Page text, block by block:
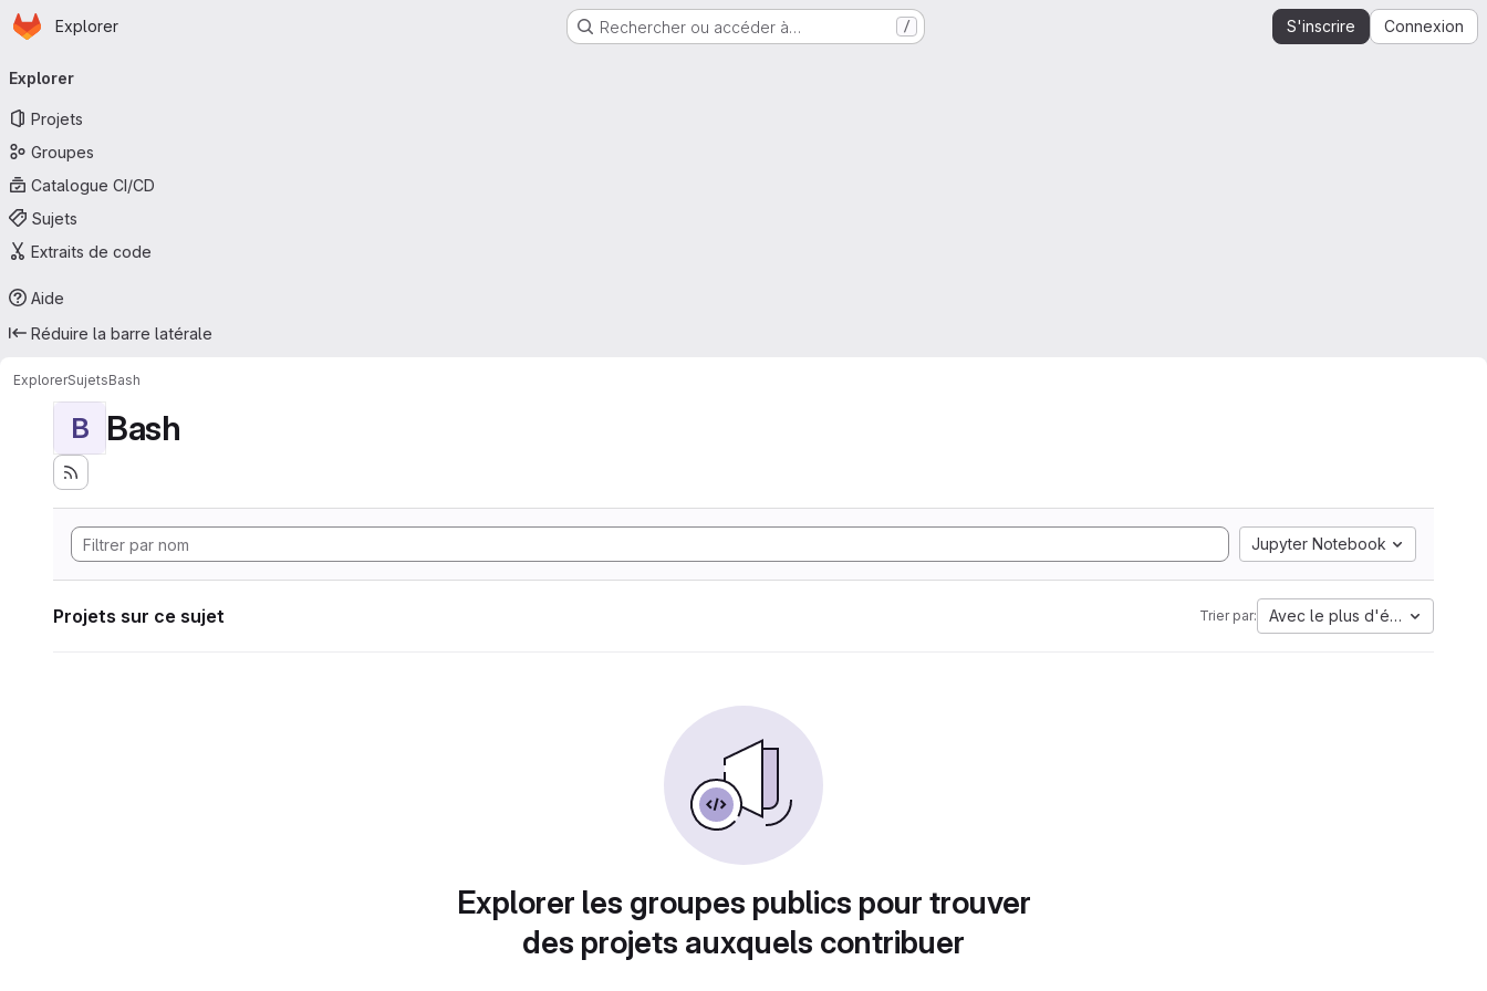
Passer au contenu principal
Page d'accueil
Explorer Rechercher ou accéder à… / S'inscrire Connexion
principale
Explorer
Projets
Groupes
Catalogue CI/CD
Sujets
Extraits de code
Aide
Réduire la barre latérale
ExplorerSujetsBash
B Bash
Jupyter Notebook
Projets sur ce sujet Trier par: Avec le plus d'étoiles
Explorer les groupes publics pour trouver
des projets auxquels contribuer